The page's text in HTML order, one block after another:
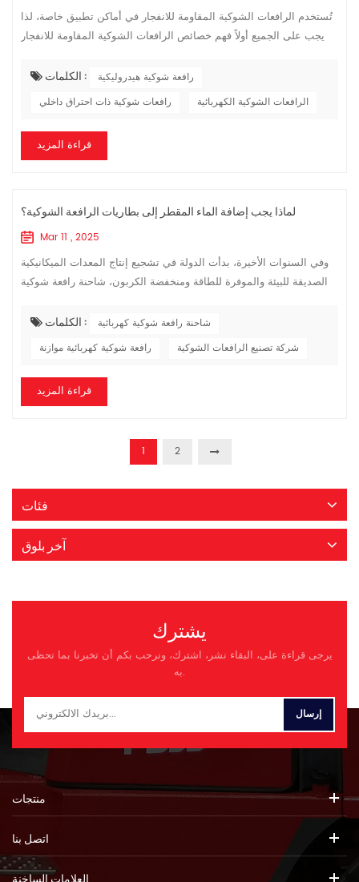
تُستخدم الرافعات الشوكية المقاومة للانفجار في أماكن تطبيق خاصة، لذا
يجب على الجميع أولاً فهم خصائص الرافعات الشوكية المقاومة للانفجار
أو...
الكلمات :
رافعة شوكية هيدروليكية
رافعات شوكية ذات احتراق داخلي
الرافعات الشوكية الكهربائية
قراءة المزيد
لماذا يجب إضافة الماء المقطر إلى بطاريات الرافعة الشوكية؟
Mar 11 , 2025
وفي السنوات الأخيرة، بدأت الدولة في تشجيع إنتاج المعدات الميكانيكية
الصديقة للبيئة والموفرة للطاقة ومنخفضة الكربون، شاحنة رافعة شوكية
الكلمات :
شاحنة رافعة شوكية كهربائية
رافعة شوكية كهربائية موازنة
شركة تصنيع الرافعات الشوكية
قراءة المزيد
1 2
فئات
آخر بلوق
يشترك
يرجى قراءة على، البقاء نشر، اشترك، ونرحب بكم أن تخبرنا بما تحظى
به.
منتجات
اتصل بنا
العلامات الساخنة